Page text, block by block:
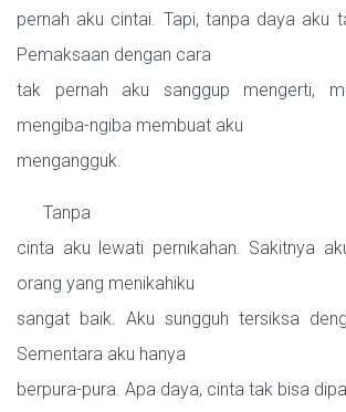
pernah aku cintai. Tapi, tanpa daya aku
Pemaksaan dengan cara
tak pernah aku sanggup mengerti,
mengiba-ngiba membuat aku
mengangguk.
Tanpa
cinta aku lewati pernikahan. Sakitnya
orang yang menikahiku
sangat baik. Aku sungguh tersiksa
Sementara aku hanya
berpura-pura. Apa daya, cinta tak bisa